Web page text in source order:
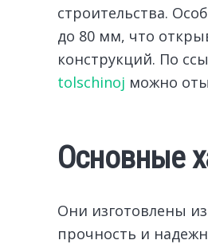
строительства.
до 80 мм, что
конструкций. По
tolschinoj можно
Основные
Они изготовлены
прочность и